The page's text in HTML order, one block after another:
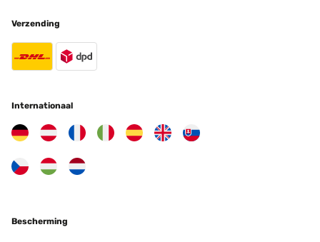
Verzending
Internationaal
Bescherming